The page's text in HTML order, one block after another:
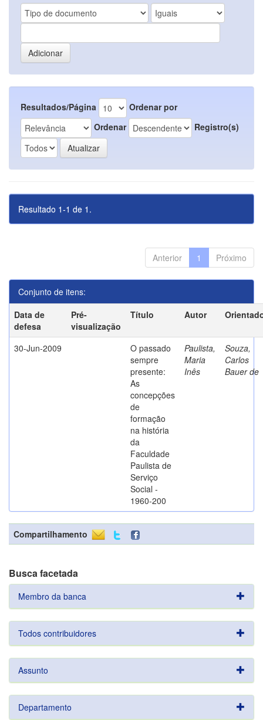
Resultados/Página
Ordenar por
Ordenar
Registro(s)
Resultado 1-1 de 1.
Anterior 1 Próximo
Conjunto de itens:
Data de
defesa
Pré-
visualização
Título Autor
30-Jun-2009
O passado
sempre
presente:
As
concepções
de
formação
na história
da
Faculdade
Paulista de
Serviço
Social -
1960-200
Paulista,
Maria
Inês
Souza,
Carlos
Bauer de
Compartilhamento
Busca facetada
Membro da banca
Todos contribuidores
Assunto
Departamento